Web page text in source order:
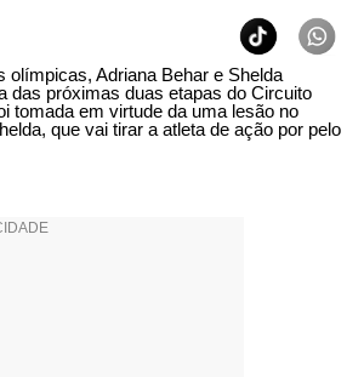
olímpicas, Adriana Behar e Shelda
das próximas duas etapas do Circuito
tomada em virtude da uma lesão no
que vai tirar a atleta de ação por pelo